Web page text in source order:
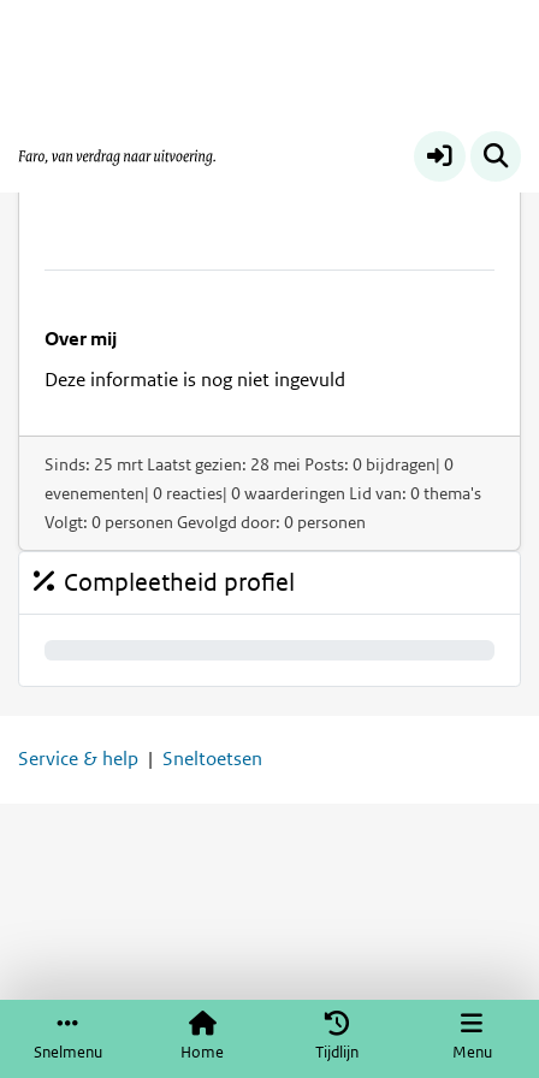
Snelmenu Home Tijdlijn Menu
Over mij
Deze informatie is nog niet ingevuld
Sinds: 25 mrt Laatst gezien: 28 mei Posts: 0 bijdragen| 0
evenementen| 0 reacties| 0 waarderingen Lid van: 0 thema's
Volgt: 0 personen Gevolgd door: 0 personen
Compleetheid profiel
Service & help Sneltoetsen